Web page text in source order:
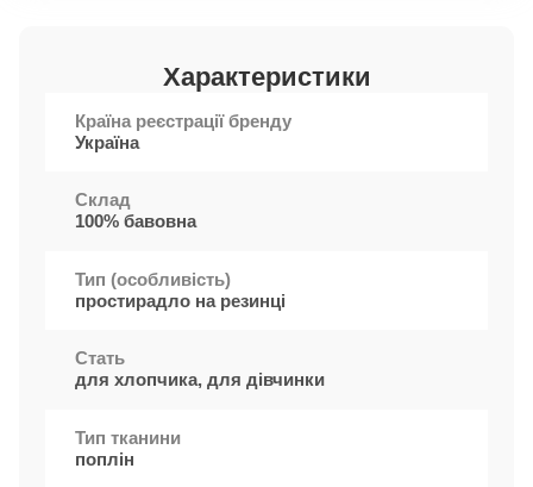
Характеристики
Країна реєстрації бренду
Україна
Cклад
100% бавовна
Тип (особливість)
простирадло на резинці
Стать
для хлопчика, для дівчинки
Тип тканини
поплін